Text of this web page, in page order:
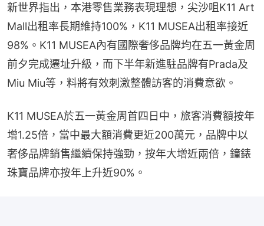
新世界指出，本港零售業務表現理想，尖沙咀K11 Art
Mall出租率長期維持100%，K11 MUSEA出租率接近
98%。K11 MUSEA內有國際奢侈品牌均在五一黃金周
前夕完成遷址升級，而下半年新進駐品牌有Prada及
Miu Miu等，料將有效刺激整體訪客的消費意欲。
K11 MUSEA於五一黃金周首四日中，旅客消費額按年
增1.25倍，當中最大額消費更近200萬元，品牌中以
奢侈品牌銷售繼續保持強勁，按年大增近兩倍，鐘錶
珠寶品牌亦按年上升近90%。